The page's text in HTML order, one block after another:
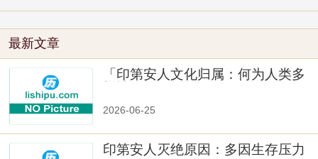
最新文章
「印第安人文化归属：何为人类多
2026-06-25
印第安人灭绝原因：多因生存压力